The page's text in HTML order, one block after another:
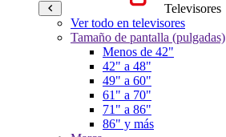
Televisores
Ver todo en televisores
Tamaño de pantalla (pulgadas)
Menos de 42"
42" a 48"
49" a 60"
61" a 70"
71" a 86"
86" y más